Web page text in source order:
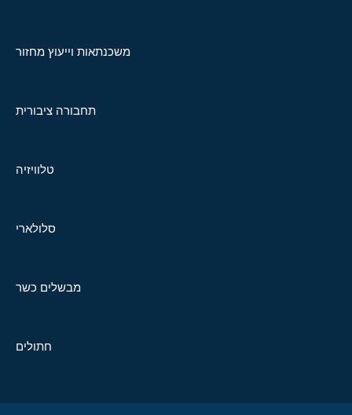
משכנתאות וייעוץ מחזור
תחבורה ציבורית
טלוויזיה
סלולארי
מבשלים כשר
חתולים